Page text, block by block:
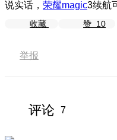
说实话， 荣耀magic3续航
收藏 赞 10
举报
评论 7